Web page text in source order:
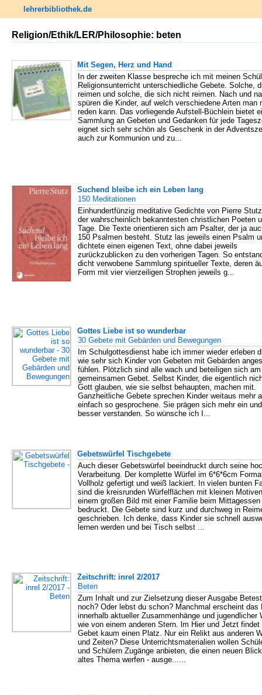
lehrerbibliothek.de
Religion/Ethik/LER/Philosophie: beten
Mit Segen, Herz und Hand
In der zweiten Klasse bespreche ich mit meinen
Religionsunterricht unterschiedliche Gebete. Solche,
reimen und solche, die sich nicht reimen. Nach und
spüren die Kinder, auf welch verschiedene Arten man
reden kann. Das vorliegende Aufstell-Büchlein bietet
Sammlung an Gebeten und Gedanken für jede
eignet sich sehr schön als Geschenk in der
auch zur Kommunion und zu...
Suchend bleibe ich ein Leben lang
150 Meditationen
Einhundertfünzig meditative Gedichte von Pierre
der wahrscheinlich bekanntesten christlichen Poeten
Tage. Die Texte orientieren sich am Psalter, der ja
150 Psalmen besteht. Stutz las jeweils einen Psalm
dichtete einen eigenen Text, ohne dabei jeweils
zurückzublicken zu den vorherigen Tagen. So
dicht verwobene Sammlung spiritueller Texte, deren
Form mit vier vierzeiligen Strophen jeweils g...
Gottes Liebe ist so wunderbar
30 Gebete mit Gebärden und Bewegungen
Im Schulgottesdienst habe ich immer wieder erleben
wie sehr sich Kinder von Gebeten mit Gebärden
fühlen. Plötzlich sind alle wach und beteiligen sich am
gemeinsamen Gebet. Selbst Kinder, die eigentlich
Gott glauben, wie sie selbst behaupten, machen mit.
Ganzheitliche Gebete sprechen Kinder weitaus mehr
einfach so gesprochene. Sie prägen sich mehr ein
besser verstanden. So wünsche ich I...
Gebetswürfel Tischgebete
Auch dieser Gebetswürfel beeindruckt durch seine
Verarbeitung. Der komplette Würfel im 6*6*6cm
Vollholz gefertigt und weiß lackiert. In vielen bunten
sind die kreisrunden Würfelflächen mit kleinen
einem großen Bild mit einer Familie beim Mittagessen
bedruckt. Die Gebete sind kurz und durchweg in
geschrieben. Ich denke, dass Kinder sie schnell
lernen werden und bei Tisch selbst ...
Zeitschrift: inrel 2/2017
Beten
Zum Inhalt und zur Zielsetzung dieser Ausgabe
noch? Oder lebst du schon? Manchmal erscheint das
innerhalb aktueller Zusammenhänge und jugendlicher
wie von einem anderen Stern. lm Hier und Jetzt findet
Gebet kaum einen Platz. Nur ein Relikt aus anderen
und Zeiten? Diese Unterrichtsmaterialien wollen
und Schülern Zugänge anbieten, die einen neuen
altes Thema werfen - ausge......